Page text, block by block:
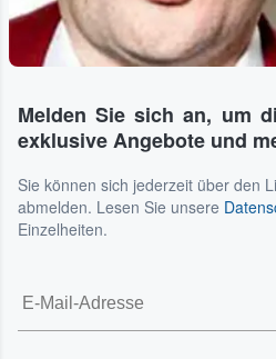
Melden Sie sich an, um
exklusive Angebote und
Sie können sich jederzeit über den
abmelden. Lesen Sie unsere
Einzelheiten.